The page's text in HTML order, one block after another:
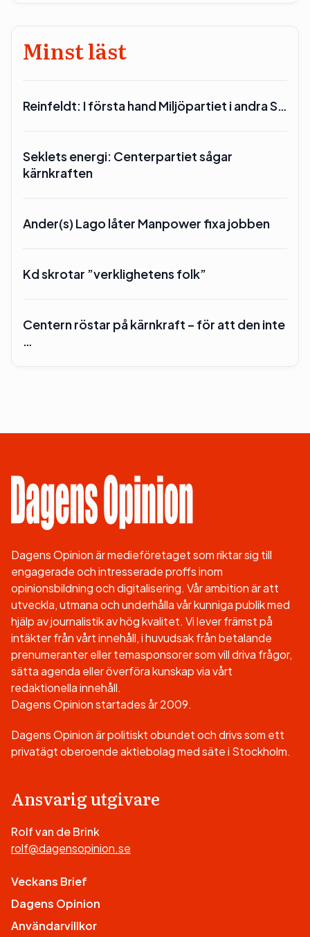
Minst läst
Reinfeldt: I första hand Miljöpartiet i andra S…
Seklets energi: Centerpartiet sågar
kärnkraften
Ander(s) Lago låter Manpower fixa jobben
Kd skrotar ”verklighetens folk”
Centern röstar på kärnkraft – för att den inte
…
Dagens Opinion är medieföretaget som riktar sig till
engagerade och intresserade proffs inom
opinionsbildning och digitalisering. Vår ambition är att
utveckla, utmana och underhålla vår kunniga publik med
hjälp av journalistik av hög kvalitet. Vi lever främst på
intäkter från vårt innehåll, i huvudsak från betalande
prenumeranter eller temasponsorer som vill driva frågor,
sätta agenda eller överföra kunskap via vårt
redaktionella innehåll.
Dagens Opinion startades år 2009.
Dagens Opinion är politiskt obundet och drivs som ett
privatägt oberoende aktiebolag med säte i Stockholm.
Ansvarig utgivare
Rolf van de Brink
rolf@dagensopinion.se
Veckans Brief
Dagens Opinion
Användarvillkor